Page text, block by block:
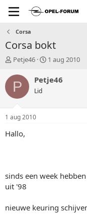
Corsa
Corsa bokt
T
p
a
r
Petje46
S
a
r
1 aug 2010
P Petje46
Lid
1 aug 2010
Hallo,
sinds een week
uit '98
nieuwe keuring